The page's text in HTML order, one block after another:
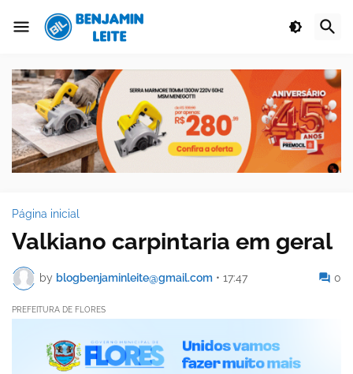
Página inicial
Valkiano carpintaria em geral
by blogbenjaminleite@gmail.com • 17:47 0
PREFEITURA DE FLORES